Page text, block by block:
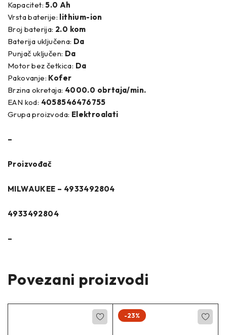
Kapacitet:5.0 Ah
Vrsta baterije: lithium-ion
Broj baterija: 2.0 kom
Baterija uključena: Da
Punjač uključen: Da
Motor bez četkica: Da
Pakovanje: Kofer
Brzina okretaja: 4000.0 obrtaja/min.
EAN kod: 4058546476755
Grupa proizvoda: Elektroalati
–
Proizvođač
MILWAUKEE – 4933492804
4933492804
–
Povezani proizvodi
-23%